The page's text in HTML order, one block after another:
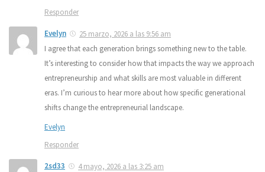
Responder
Evelyn
25 marzo, 2026 a las 9:56 am
I agree that each generation brings something new to the table.
It’s interesting to consider how that impacts the way we approach
entrepreneurship and what skills are most valuable in different
eras. I’m curious to hear more about how specific generational
shifts change the entrepreneurial landscape.
Evelyn
Responder
2sd33
4 mayo, 2026 a las 3:25 am